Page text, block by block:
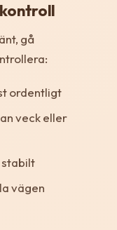
gå
ordentligt
veck eller
stabilt
vägen